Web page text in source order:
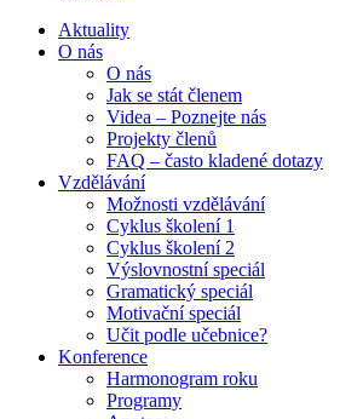
Aktuality
O nás
O nás
Jak se stát členem
Videa – Poznejte nás
Projekty členů
FAQ – často kladené dotazy
Vzdělávání
Možnosti vzdělávání
Cyklus školení 1
Cyklus školení 2
Výslovnostní speciál
Gramatický speciál
Motivační speciál
Učit podle učebnice?
Konference
Harmonogram roku
Programy